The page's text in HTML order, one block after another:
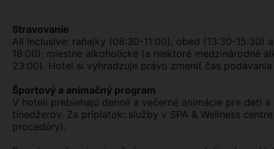
.
Stravovanie
All Inclusive: raňajky (08:30-11:00), obed (13:30-
18:00); miestne alkoholické (a niektoré medzinárodné
23:00). Hotel si vyhradzuje právo zmeniť čas
Športový a animačný program
V hoteli prebiehajú denné a večerné animácie pre deti
tínedžerov. Za príplatok: služby v SPA & Wellness
procedúry).